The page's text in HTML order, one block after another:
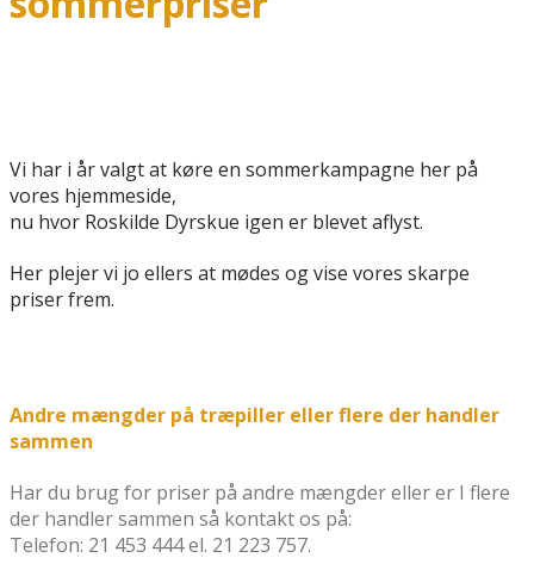
Vi har i år valgt at køre en sommerkampagne her på
vores hjemmeside,
nu hvor Roskilde Dyrskue igen er blevet aflyst.
Her plejer vi jo ellers at mødes og vise vores skarpe
priser frem.
Andre mængder på træpiller eller flere der handler
sammen
Har du brug for priser på andre mængder eller er I flere
der handler sammen så kontakt os på:
Telefon: 21 453 444 el. 21 223 757.